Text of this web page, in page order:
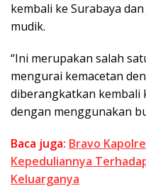
kembali ke Surabaya
mudik.
“Ini merupakan salah
mengurai kemacetan
diberangkatkan kembali
dengan menggunakan
Baca juga: Bravo
Kepeduliannya
Keluarganya